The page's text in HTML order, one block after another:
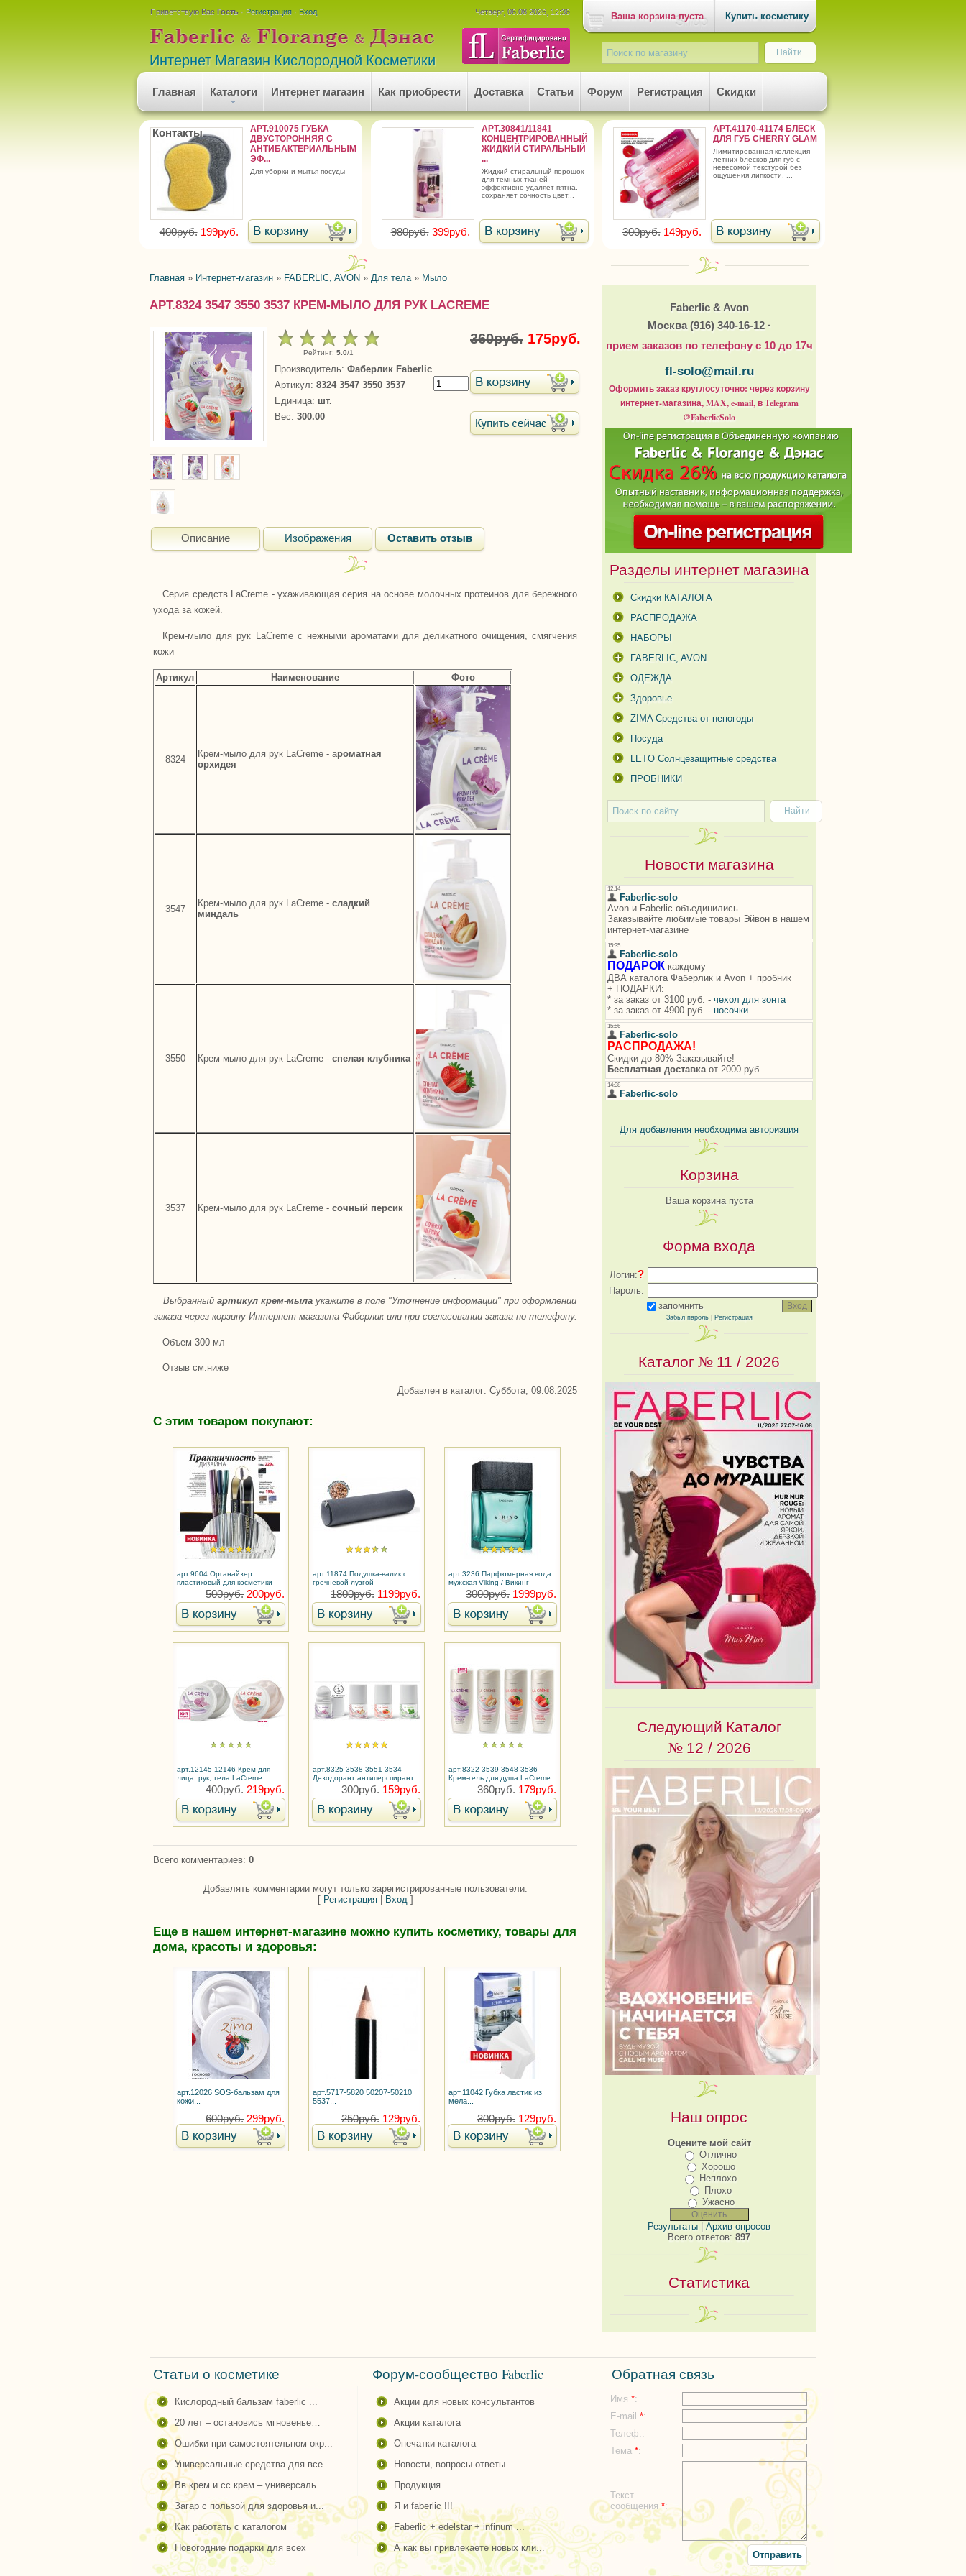
Четверг, 06.08.2026, 12:36
Приветствую Вас Гость · Регистрация · Вход
Интернет Магазин Кислородной Косметики
Главная Каталоги Интернет магазин Как приобрести Доставка Статьи Форум Регистрация Скидки
Контакты
АРТ.910075 ГУБКА
ДВУСТОРОННЯЯ С
АНТИБАКТЕРИАЛЬНЫМ
ЭФ...
для уборки и мытья посуды
400руб. 199руб.
АРТ.30841/11841
КОНЦЕНТРИРОВАННЫЙ
ЖИДКИЙ СТИРАЛЬНЫЙ
...
жидкий стиральный порошок
для темных тканей
эффективно удаляет пятна,
сохраняет сочность цвет...
980руб. 399руб.
АРТ.41170-41174 БЛЕСК
ДЛЯ ГУБ CHERRY GLAM
лимитированная коллекция
летних блесков для губ с
невесомой текстурой без
ощущения липкости. ...
300руб. 149руб.
Главная » Интернет-магазин » FABERLIC, AVON » Для тела » Мыло
АРТ.8324 3547 3550 3537 КРЕМ-МЫЛО ДЛЯ РУК LACREME
Рейтинг: 5.0/1
360руб. 175руб.
Производитель: Фаберлик Faberlic
Артикул: 8324 3547 3550 3537
Единица: шт.
Вес: 300.00
Описание Изображения Оставить отзыв
Серия средств LaCreme - ухаживающая серия на основе молочных протеинов для бережного
ухода за кожей.
Крем-мыло для рук LaCreme с нежными ароматами для деликатного очищения, смягчения
кожи
Артикул Наименование Фото
8324
Крем-мыло для рук LaCreme - ароматная
орхидея
3547
Крем-мыло для рук LaCreme - сладкий
миндаль
3550 Крем-мыло для рук LaCreme - спелая клубника
3537 Крем-мыло для рук LaCreme - сочный персик
Выбранныйартикул крем-мылаукажите в поле "Уточнение информации" при оформлении
заказа через корзину Интернет-магазина Фаберлик или при согласовании заказа по телефону.
Объем 300 мл
Отзыв см.ниже
Добавлен в каталог: Суббота, 09.08.2025
С этим товаром покупают:
арт.9604 Органайзер
пластиковый для косметики
500руб. 200руб.
арт.11874 Подушка-валик с
гречневой лузгой
1800руб. 1199руб.
арт.3236 Парфюмерная вода
мужская Viking / Викинг
3000руб. 1999руб.
арт.12145 12146 Крем для
лица, рук, тела LaCreme
400руб. 219руб.
арт.8325 3538 3551 3534
Дезодорант антиперспирант
LaCreme300руб. 159руб.
арт.8322 3539 3548 3536
Крем-гель для душа LaCreme
360руб. 179руб.
Всего комментариев: 0
Добавлять комментарии могут только зарегистрированные пользователи.
[ Регистрация| Вход ]
Еще в нашем интернет-магазине можно купить косметику, товары для
дома, красоты и здоровья:
арт.12026 SOS-бальзам для
кожи...
600руб. 299руб.
арт.5717-5820 50207-50210
5537...
250руб. 129руб.
арт.11042 Губка ластик из
мела...
300руб. 129руб.
Faberlic & Avon
Москва (916) 340-16-12 ·
прием заказов по телефону с 10 до 17ч
fl-solo@mail.ru
Оформить заказ круглосуточно: через корзину
интернет-магазина, MAX, e-mail, в Telegram
@FaberlicSolo
Разделы интернет магазина
Скидки КАТАЛОГА
РАСПРОДАЖА
НАБОРЫ
FABERLIC, AVON
ОДЕЖДА
Здоровье
ZIMA Средства от непогоды
Посуда
LETO Солнцезащитные средства
ПРОБНИКИ
Новости магазина
Для добавления необходима авторизция
Корзина
Ваша корзина пуста Купить косметику
Ваша корзина пуста
Форма входа
Логин:?
Пароль:
запомнить
Забыл пароль| Регистрация
Каталог № 11 / 2026
Следующий Каталог
№ 12 / 2026
Наш опрос
Оцените мой сайт
Отлично
Хорошо
Неплохо
Плохо
Ужасно
Результаты | Архив опросов
Всего ответов: 897
Статистика
Статьи о косметике
кислородный бальзам faberlic ...
20 лет – остановись мгновенье…
ошибки при самостоятельном окр...
универсальные средства для все...
вв крем и сс крем – универсаль...
загар с пользой для здоровья и...
как работать с каталогом
новогодние подарки для всех
Форум-сообщество Faberlic
акции для новых консультантов
акции каталога
опечатки каталога
новости, вопросы-ответы
продукция
я и faberlic !!!
faberlic + edelstar + infinum ...
а как вы привлекаете новых кли...
Обратная связь
Имя *:
E-mail *:
Телеф.:
Тема *:
Текст
сообщения *: